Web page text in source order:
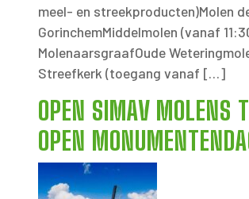
meel- en streekproducten)Molen
GorinchemMiddelmolen (vanaf
MolenaarsgraafOude
Streefkerk (toegang vanaf […]
OPEN SIMAV MOLENS
OPEN